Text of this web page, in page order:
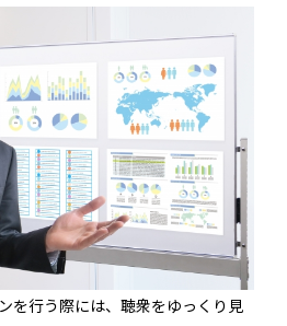
を行う際には、聴衆をゆっくり見